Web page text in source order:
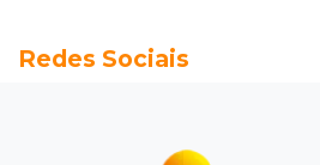
Seleções em MS têm salários
Jardim Itatiaia
Redes Sociais